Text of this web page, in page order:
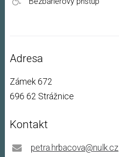
Adresa
Zámek 672
696 62 Strážnice
Kontakt
petra.hrbacova@nulk.cz